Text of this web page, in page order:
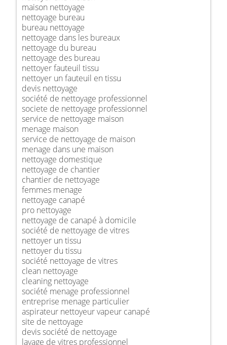
maison nettoyage
nettoyage bureau
bureau nettoyage
nettoyage dans les bureaux
nettoyage du bureau
nettoyage des bureau
nettoyer fauteuil tissu
nettoyer un fauteuil en tissu
devis nettoyage
société de nettoyage professionnel
societe de nettoyage professionnel
service de nettoyage maison
menage maison
service de nettoyage de maison
menage dans une maison
nettoyage domestique
nettoyage de chantier
chantier de nettoyage
femmes menage
nettoyage canapé
pro nettoyage
nettoyage de canapé à domicile
société de nettoyage de vitres
nettoyer un tissu
nettoyer du tissu
société nettoyage de vitres
clean nettoyage
cleaning nettoyage
société menage professionnel
entreprise menage particulier
aspirateur nettoyeur vapeur canapé
site de nettoyage
devis société de nettoyage
lavage de vitres professionnel